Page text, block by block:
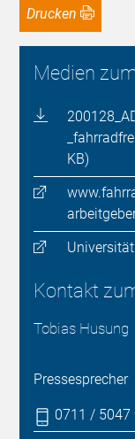
Drucken
Medien
KB)
Kontakt
Tobias Husung
Pressesprecher
0711 / 5047